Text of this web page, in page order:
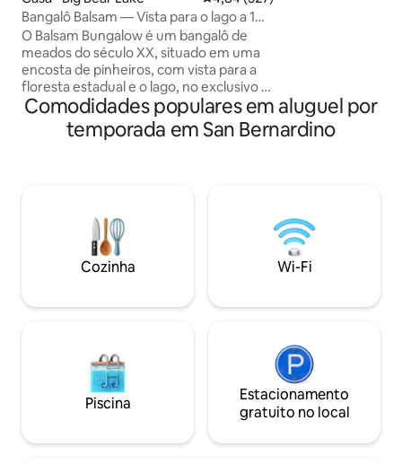
Bangalô Balsam — Vista para o lago a 1
minuto de esqui — Banheira de
hidromassagem
O Balsam Bungalow é um bangalô de
meados do século XX, situado em uma
encosta de pinheiros, com vista para a
floresta estadual e o lago, no exclusivo e
encantador bairro de Moonridge.
Caminhe/dirija até as pistas de Big Bear,
localizadas a 0,5 km de distância. Snow
pitoresca com janelas do teto ao chão.
Aproveite o quintal arborizado com deck
ao redor, fogueira, churrasqueira, área
para refeições e banheira de
limpa após cada hóspede.
Originalmente
nudistas. Sim, é
Comodidades populares em aluguel por
temporada em San Bernardino
Cozinha Wi-Fi
Piscina
Estacionamento
gratuito no local